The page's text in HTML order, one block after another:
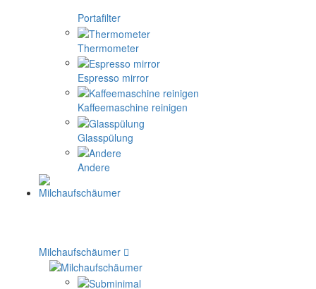
Portafilter
Thermometer
Espresso mirror
Kaffeemaschine reinigen
Glasspülung
Andere
Milchaufschäumer